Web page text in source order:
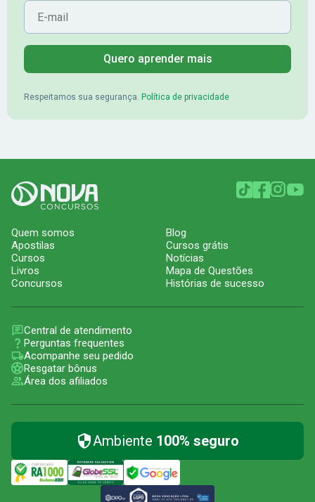
Quero aprender mais
Respeitamos sua segurança. Política de privacidade
Quem somos
Apostilas
Cursos
Livros
Concursos
Blog
Cursos grátis
Notícias
Mapa de Questões
Histórias de sucesso
Central de atendimento
Perguntas frequentes
Acompanhe seu pedido
Resgatar bônus
Área dos afiliados
Ambiente 100% seguro